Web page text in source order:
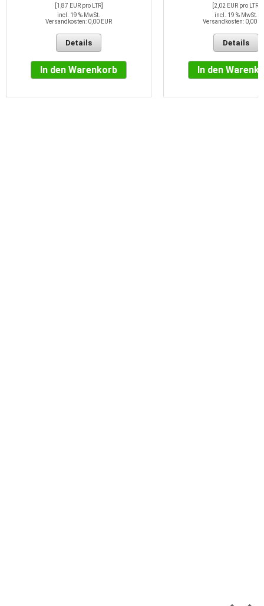
[1,87 EUR pro LTR]
incl. 19 % MwSt.
Versandkosten: 0,00 EUR
Details
In den Warenkorb
[2,02 EUR pro LTR]
incl. 19 % MwSt.
Versandkosten: 0,00
Details
In den